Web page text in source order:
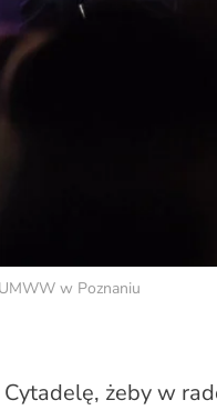
w Poznaniu
żeby w